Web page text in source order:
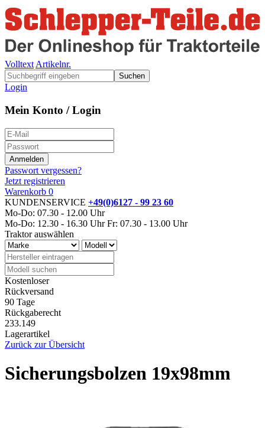
Volltext Artikelnr.
Suchen
Login
Mein Konto / Login
Passwort vergessen?
Jetzt registrieren
Warenkorb 0
KUNDENSERVICE +49(0)6127 - 99 23 60
Mo-Do: 07.30 - 12.00 Uhr
Mo-Do: 12.30 - 16.30 Uhr Fr: 07.30 - 13.00 Uhr
Traktor auswählen
Kostenloser
Rückversand
90 Tage
Rückgaberecht
233.149
Lagerartikel
Zurück zur Übersicht
Sicherungsbolzen 19x98mm